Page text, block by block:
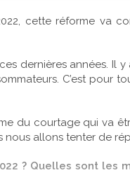
cette réforme va
dernières années. Il
C’est pour
du courtage qui va
nous allons tenter de
? Quelles sont